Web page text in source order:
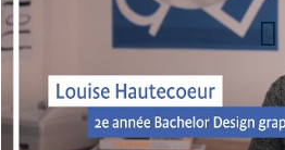
Design